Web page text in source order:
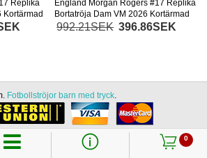
Replika
Kortärmad
England Morgan Rogers #17 Replika
Bortatröja Dam VM 2026 Kortärmad
992.21SEK 396.86SEK
󰈢 0
󰃦
Fotbollströjor barn med tryck.